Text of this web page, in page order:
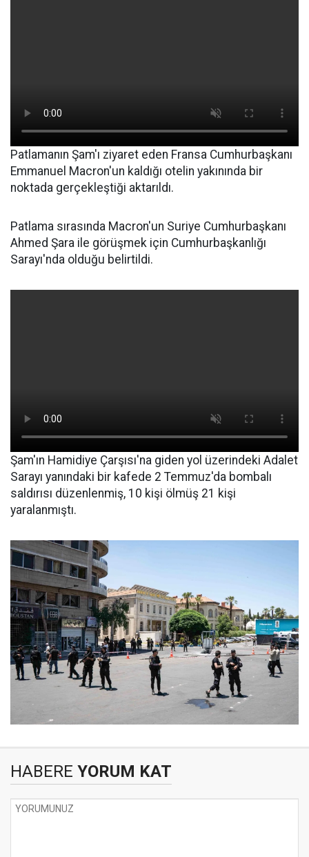
Patlamanın Şam'ı ziyaret eden Fransa Cumhurbaşkanı
Emmanuel Macron'un kaldığı otelin yakınında bir
noktada gerçekleştiği aktarıldı.
Patlama sırasında Macron'un Suriye Cumhurbaşkanı
Ahmed Şara ile görüşmek için Cumhurbaşkanlığı
Sarayı'nda olduğu belirtildi.
Şam'ın Hamidiye Çarşısı'na giden yol üzerindeki Adalet
Sarayı yanındaki bir kafede 2 Temmuz'da bombalı
saldırısı düzenlenmiş, 10 kişi ölmüş 21 kişi
yaralanmıştı.
HABERE YORUM KAT